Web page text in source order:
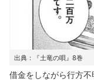
出典：『土竜の唄』8巻
借金をしながら行方